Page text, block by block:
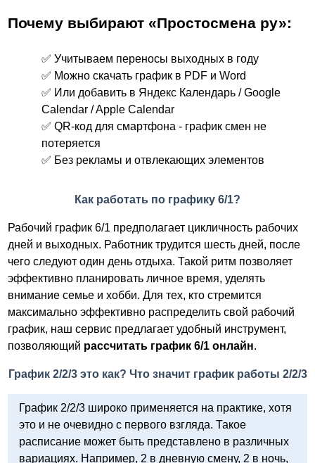
Почему выбирают «Простосмена ру»:
✅ Учитываем переносы выходных в году
✅ Можно скачать график в PDF и Word
✅ Или добавить в Яндекс Календарь / Google
Calendar / Apple Calendar
✅ QR-код для смартфона - график смен не
потеряется
✅ Без рекламы и отвлекающих элементов
Как работать по графику 6/1?
Рабочий график 6/1 предполагает цикличность рабочих
дней и выходных. Работник трудится шесть дней, после
чего следуют один день отдыха. Такой ритм позволяет
эффективно планировать личное время, уделять
внимание семье и хобби. Для тех, кто стремится
максимально эффективно распределить свой рабочий
график, наш сервис предлагает удобный инструмент,
позволяющий рассчитать график 6/1 онлайн.
График 2/2/3 это как? Что значит график работы 2/2/3
График 2/2/3 широко применяется на практике, хотя
это и не очевидно с первого взгляда. Такое
расписание может быть представлено в различных
вариациях. Например, 2 в дневную смену, 2 в ночь,